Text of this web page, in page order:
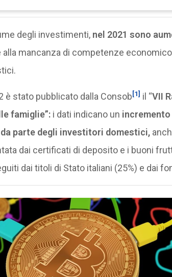
degli investimenti, nel 2021 sono
alla mancanza di competenze
è stato pubblicato dalla Consob[1] il “VII
famiglie”:i dati indicano un
parte degli investitori domestici,
dai certificati di deposito e i buoni
dai titoli di Stato italiani (25%) e dai